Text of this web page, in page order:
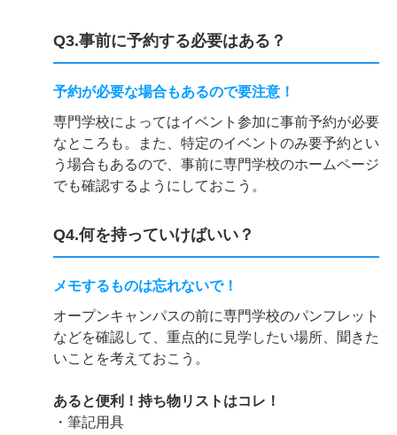
Q3.事前に予約する必要はある？
予約が必要な場合もあるので要注意！
専門学校によってはイベント参加に事前予約が必要
なところも。また、特定のイベントのみ要予約とい
う場合もあるので、事前に専門学校のホームページ
でも確認するようにしておこう。
Q4.何を持っていけばいい？
メモするものは忘れないで！
オープンキャンパスの前に専門学校のパンフレット
などを確認して、重点的に見学したい場所、聞きた
いことを考えておこう。
あると便利！持ち物リストはコレ！
・筆記用具